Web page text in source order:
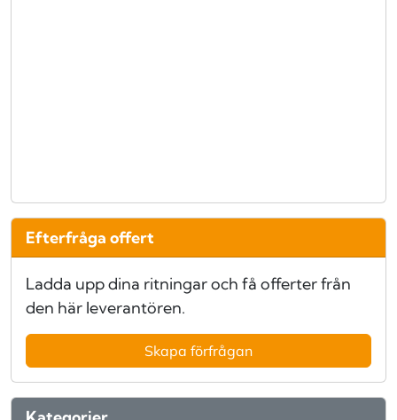
Efterfråga offert
Ladda upp dina ritningar och få offerter från
den här leverantören.
Skapa förfrågan